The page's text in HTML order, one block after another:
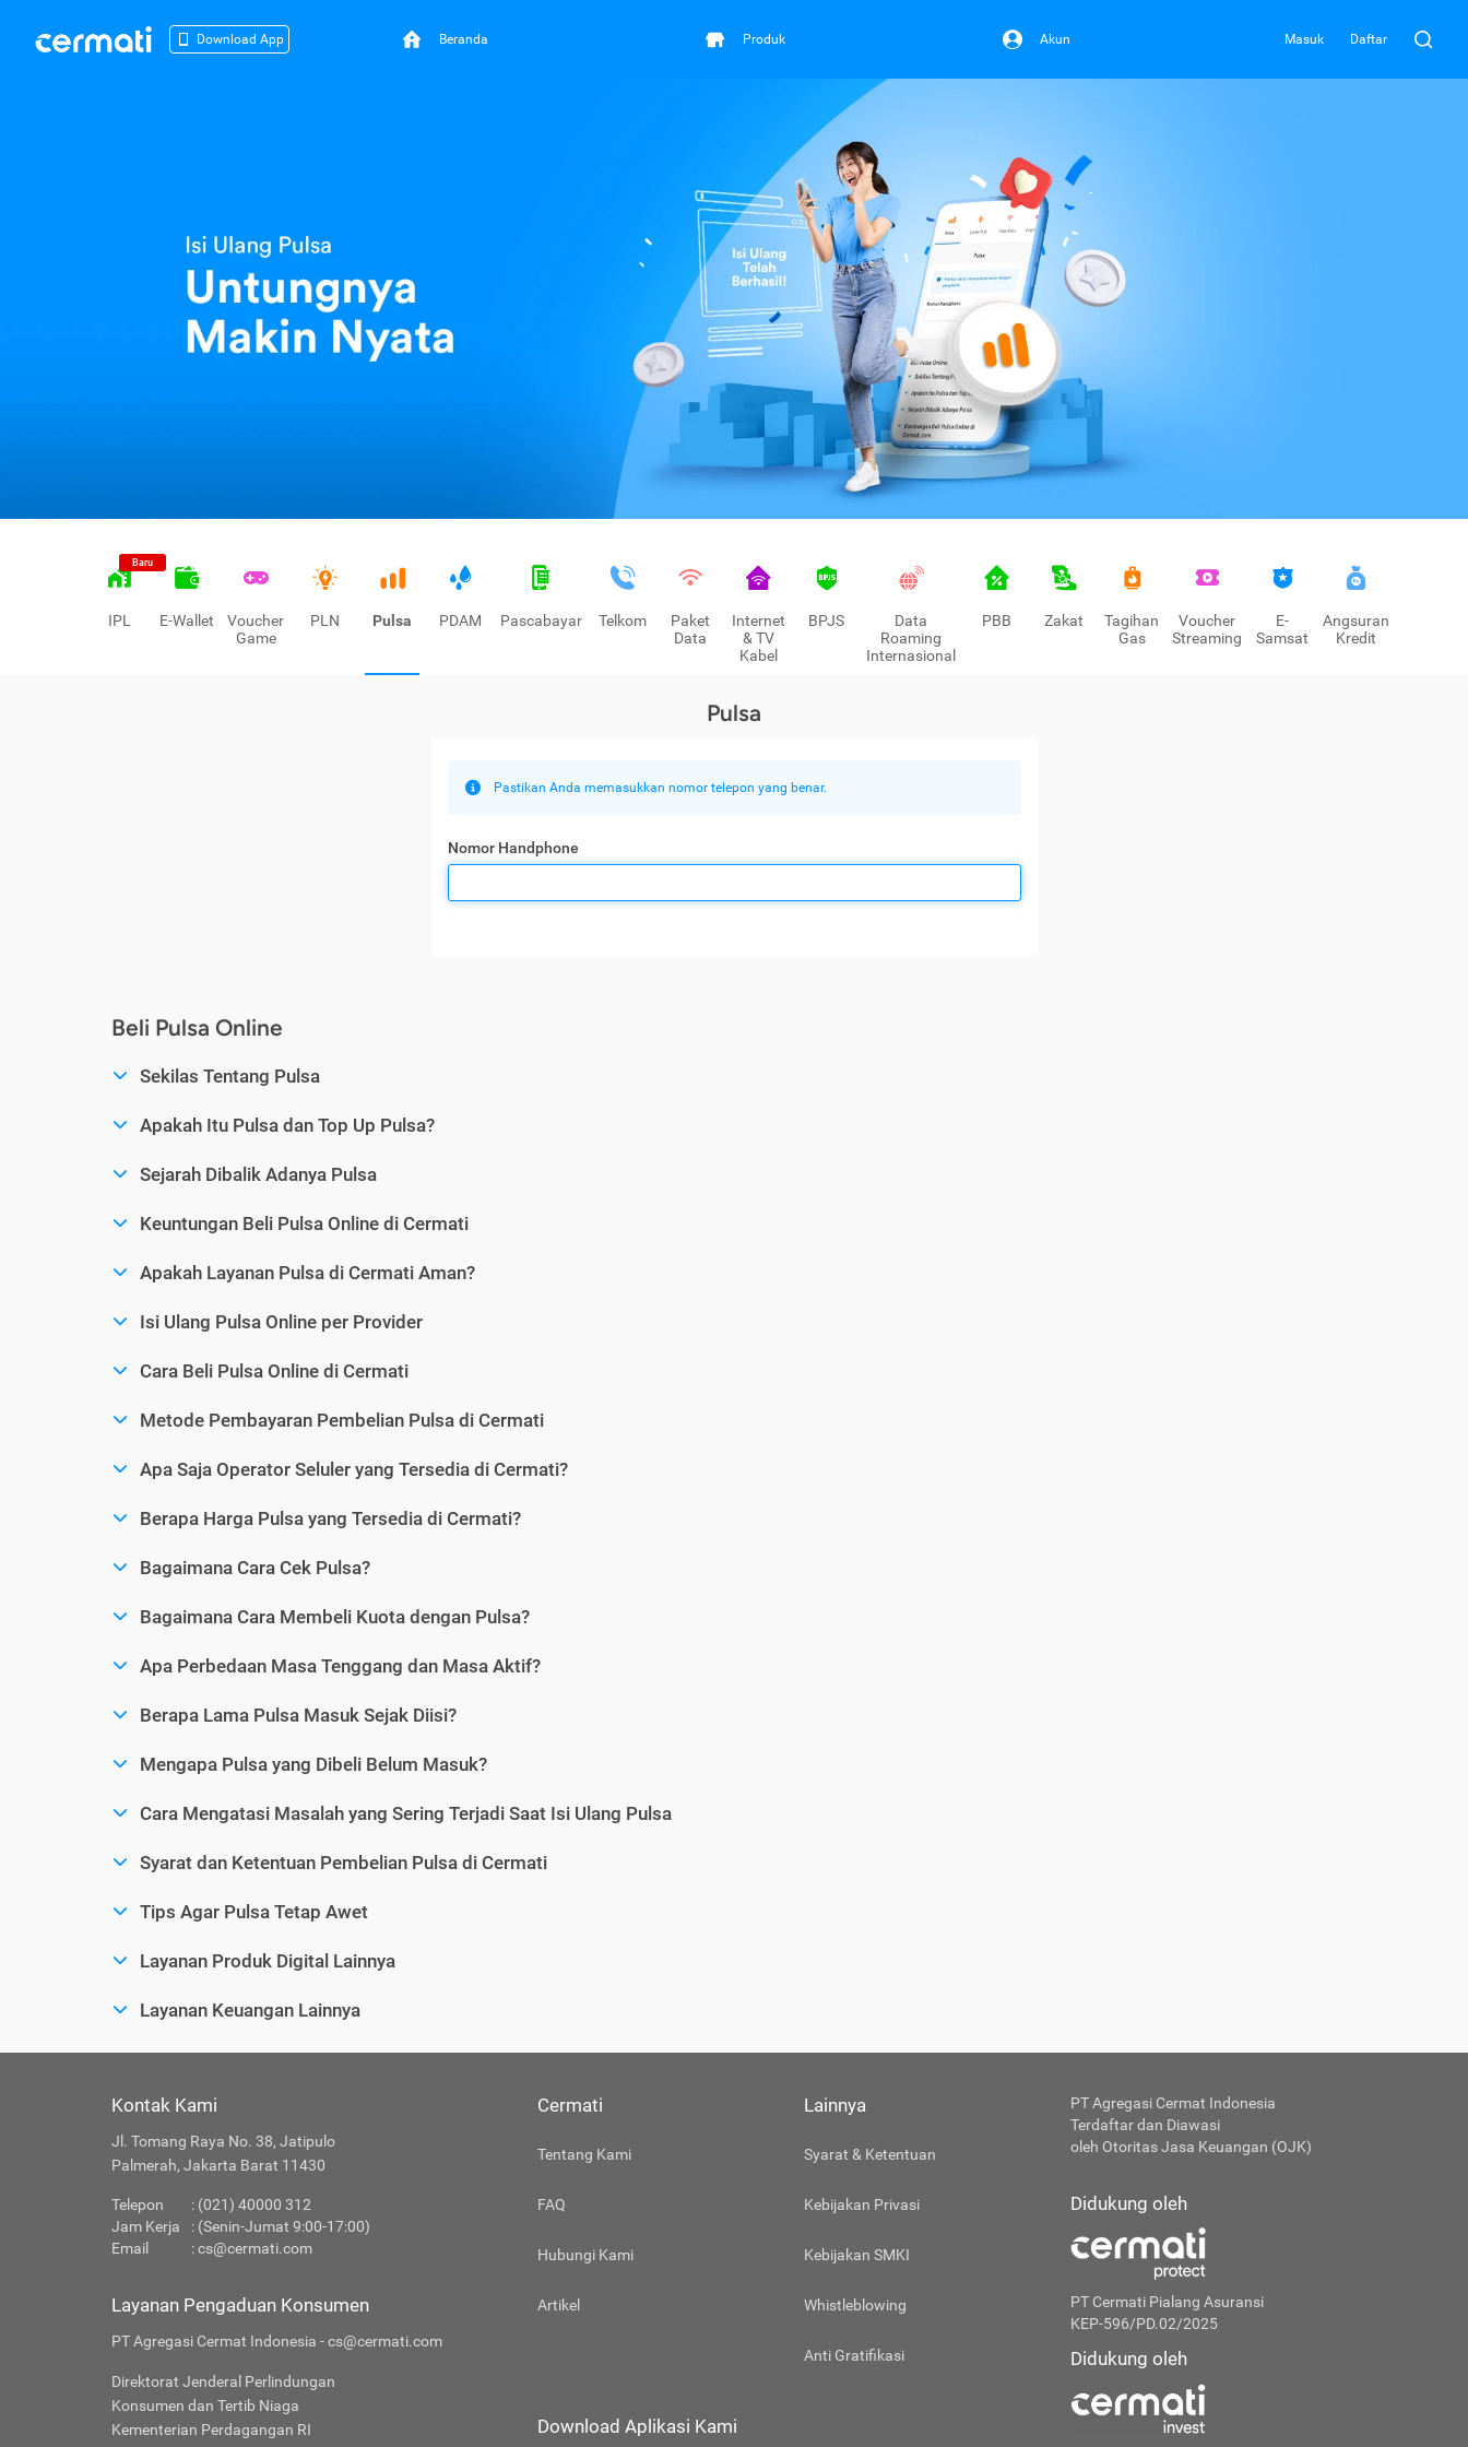
Download App Beranda Produk Akun Masuk Daftar
Baru
IPL E-Wallet
Voucher
Game
PLN Pulsa PDAM Pascabayar Telkom
Paket
Data
Internet
& TV
Kabel
BPJS
Data
Roaming
Internasional
PBB Zakat
Tagihan
Gas
Voucher
Streaming
E-
Samsat
Angsuran
Kredit
Pulsa
Pastikan Anda memasukkan nomor telepon yang benar.
Nomor Handphone
Beli Pulsa Online
Sekilas Tentang Pulsa
Apakah Itu Pulsa dan Top Up Pulsa?
Sejarah Dibalik Adanya Pulsa
Keuntungan Beli Pulsa Online di Cermati
Apakah Layanan Pulsa di Cermati Aman?
Isi Ulang Pulsa Online per Provider
Cara Beli Pulsa Online di Cermati
Metode Pembayaran Pembelian Pulsa di Cermati
Apa Saja Operator Seluler yang Tersedia di Cermati?
Berapa Harga Pulsa yang Tersedia di Cermati?
Bagaimana Cara Cek Pulsa?
Bagaimana Cara Membeli Kuota dengan Pulsa?
Apa Perbedaan Masa Tenggang dan Masa Aktif?
Berapa Lama Pulsa Masuk Sejak Diisi?
Mengapa Pulsa yang Dibeli Belum Masuk?
Cara Mengatasi Masalah yang Sering Terjadi Saat Isi Ulang Pulsa
Syarat dan Ketentuan Pembelian Pulsa di Cermati
Tips Agar Pulsa Tetap Awet
Layanan Produk Digital Lainnya
Layanan Keuangan Lainnya
Kontak Kami
Jl. Tomang Raya No. 38, Jatipulo
Palmerah, Jakarta Barat 11430
Telepon
: (021) 40000 312
Jam Kerja
: (Senin-Jumat 9:00-17:00)
Email
:cs@cermati.com
Layanan Pengaduan Konsumen
PT Agregasi Cermat Indonesia - cs@cermati.com
Direktorat Jenderal Perlindungan
Konsumen dan Tertib Niaga
Kementerian Perdagangan RI
Cermati
Tentang Kami
FAQ
Hubungi Kami
Artikel
Lainnya
Syarat & Ketentuan
Kebijakan Privasi
Kebijakan SMKI
Whistleblowing
Anti Gratifikasi
Download Aplikasi Kami
PT Agregasi Cermat Indonesia
Terdaftar dan Diawasi
oleh Otoritas Jasa Keuangan (OJK)
Didukung oleh
PT Cermati Pialang Asuransi
KEP-596/PD.02/2025
Didukung oleh